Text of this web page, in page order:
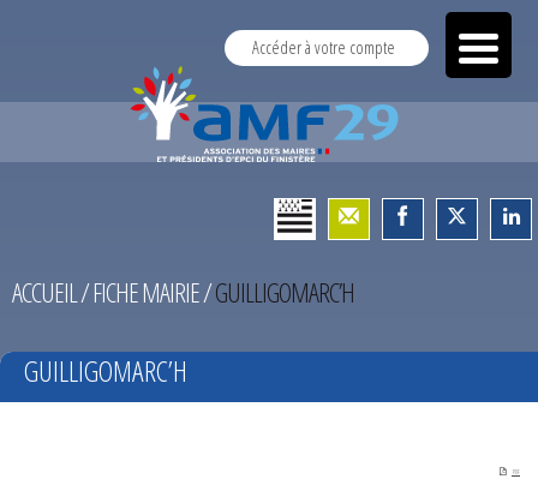
Accéder à votre compte
ACCUEIL/FICHE MAIRIE/GUILLIGOMARC’H
GUILLIGOMARC’H
PDF